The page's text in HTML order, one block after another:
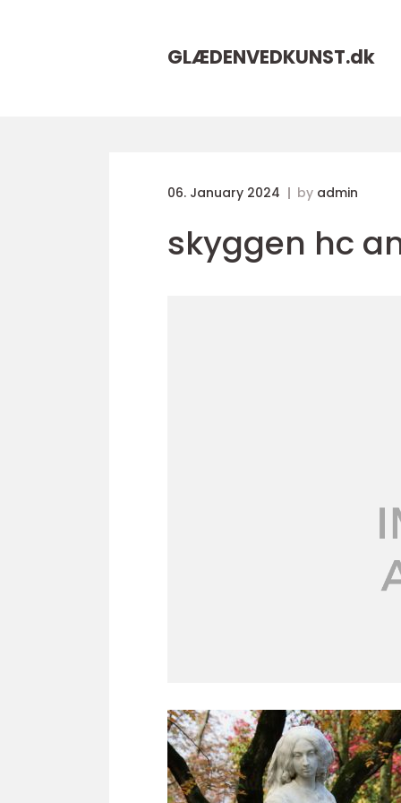
GLÆDENVEDKUNST.dk
06. January 2024 by admin
skyggen hc